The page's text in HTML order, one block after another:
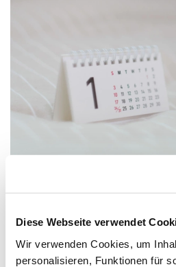
Diese Webseite verwendet
Wir verwenden Cookies, um
personalisieren, Funktionen für
Donnerstag, 20. Mai
21:15 Uhr